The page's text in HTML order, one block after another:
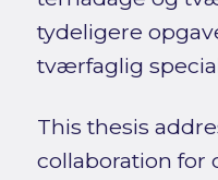
tydeligere
tværfaglig
This thesis
collaboration for